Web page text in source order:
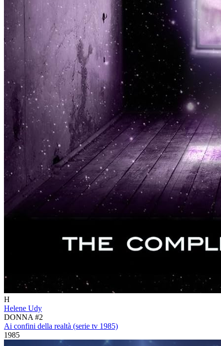
H
Helene Udy
DONNA #2
Ai confini della realtà (serie tv 1985)
1985